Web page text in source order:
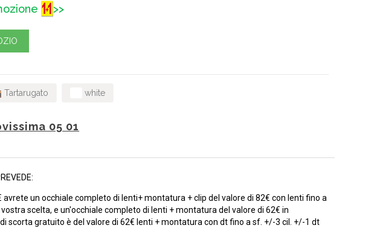
>>
Tartarugato white
05 01
avrete un occhiale completo di lenti+ montatura + clip del valore di 82€ con lenti fino a
scelta, e un'occhiale completo di lenti + montatura del valore di 62€ in
scorta gratuito è del valore di 62€ lenti + montatura con dt fino a sf. +/-3 cil. +/-1 dt